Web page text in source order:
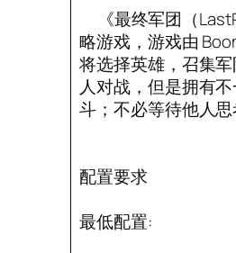
《最终军团（
略游戏，游戏由
将选择英雄，召集
人对战，但是拥有
斗；不必等待他人
配置要求
最低配置: